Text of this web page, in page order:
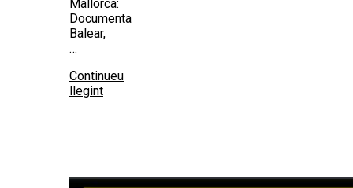
Mallorca:
Documenta
Balear,
…
Continueu
llegint